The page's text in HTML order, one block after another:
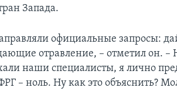
Запада.
официальные запросы:
отравление, – отметил он. –
наши специалисты, я лично
– ноль. Ну как это объяснить?